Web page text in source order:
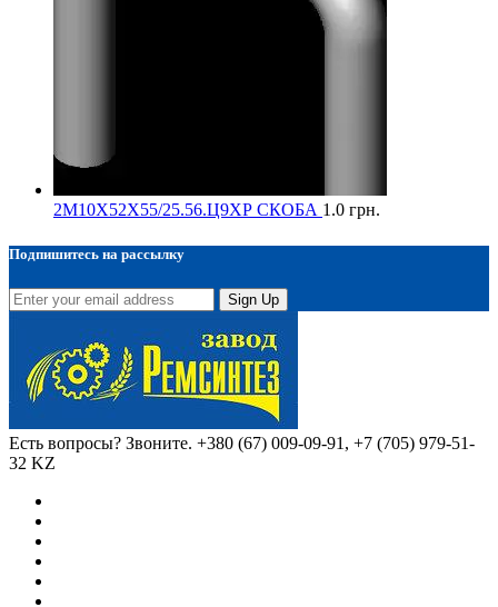
2М10Х52Х55/25.56.Ц9ХР СКОБА 1.0 грн.
Подпишитесь на рассылку
Sign Up
Есть вопросы? Звоните. +380 (67) 009-09-91, +7 (705) 979-51-
32 KZ